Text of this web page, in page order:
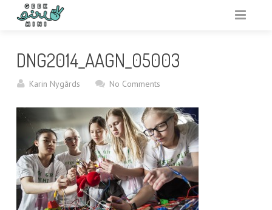
VAR?
RESURSER
OM
DNG2014_AAGN_05003
Karin Nygårds No Comments